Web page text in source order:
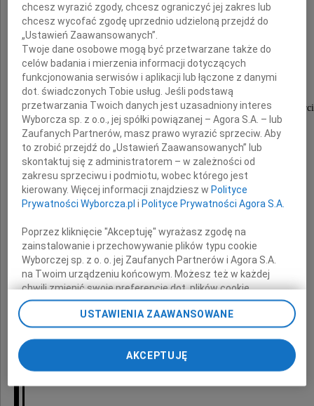
Pani Ewie Kowalskiej
oraz Rodzinie
wyrazy szczerego współczucia z powodu śmierci
Ojca
składają
Dyrekcja i pracownicy
Wojewódzkiego Ośrodka Medycyny Pracy
Zachodniopomorskiego Centrum Leczenia
i Profilaktyki w Szczecinie
chcesz wyrazić zgody, chcesz ograniczyć jej zakres lub
chcesz wycofać zgodę uprzednio udzieloną przejdź do
„Ustawień Zaawansowanych”.
Twoje dane osobowe mogą być przetwarzane także do
celów badania i mierzenia informacji dotyczących
funkcjonowania serwisów i aplikacji lub łączone z danymi
dot. świadczonych Tobie usług. Jeśli podstawą
przetwarzania Twoich danych jest uzasadniony interes
Wyborcza sp. z o.o., jej spółki powiązanej – Agora S.A. – lub
Zaufanych Partnerów, masz prawo wyrazić sprzeciw. Aby
to zrobić przejdź do „Ustawień Zaawansowanych” lub
skontaktuj się z administratorem – w zależności od
zakresu sprzeciwu i podmiotu, wobec którego jest
kierowany. Więcej informacji znajdziesz w Polityce
Prywatności Wyborcza.pl i Polityce Prywatności Agora S.A.
Poprzez kliknięcie "Akceptuję" wyrażasz zgodę na
zainstalowanie i przechowywanie plików typu cookie
Wyborczej sp. z o. o. jej Zaufanych Partnerów i Agora S.A.
na Twoim urządzeniu końcowym. Możesz też w każdej
chwili zmienić swoje preferencje dot. plików cookie,
ponownie wywołując narzędzie do zarządzania Twoimi
preferencjami dot. przetwarzania danych poprzez
odnośnik „Ustawienia prywatności” w stopce serwisu i
przechodząc do sekcji „Ustawienia zaawansowane”.
Zmiana ustawień plików cookie możliwa jest także za
pomocą ustawień przeglądarki.
USTAWIENIA ZAAWANSOWANE
AKCEPTUJĘ